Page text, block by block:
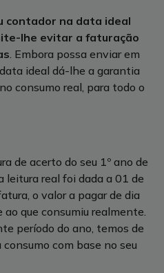
contador na data ideal
lhe evitar a faturação
. Embora possa enviar em
ideal dá-lhe a garantia
consumo real, para todo o
de acerto do seu 1º ano de
leitura real foi dada a 01 de
o valor a pagar de dia
que consumiu realmente.
período do ano, temos de
com base no seu